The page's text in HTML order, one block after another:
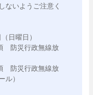
ないようご注意く
日曜日）
行政無線放
行政無線放
ル）